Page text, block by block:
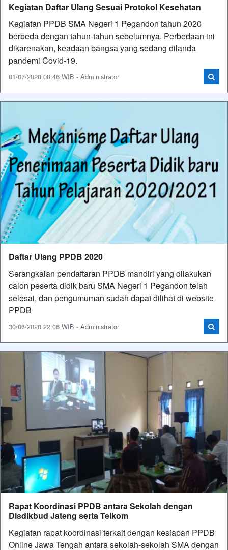
Kegiatan Daftar Ulang Sesuai Protokol Kesehatan
Kegiatan PPDB SMA Negeri 1 Pegandon tahun 2020
berbeda dengan tahun-tahun sebelumnya. Perbedaan ini
dikarenakan, keadaan bangsa yang sedang dilanda
pandemi Covid-19.
01/07/2020 08:46 WIB - Administrator
Daftar Ulang PPDB 2020
Serangkaian pendaftaran PPDB mandiri yang dilakukan
calon peserta didik baru SMA Negeri 1 Pegandon telah
selesai, dan pengumuman sudah dapat dilihat di website
PPDB
30/06/2020 22:06 WIB - Administrator
Rapat Koordinasi PPDB antara Sekolah dengan
Disdikbud Jateng serta Telkom
Kegiatan rapat koordinasi terkait dengan kesiapan PPDB
Online Jawa Tengah antara sekolah-sekolah SMA dengan